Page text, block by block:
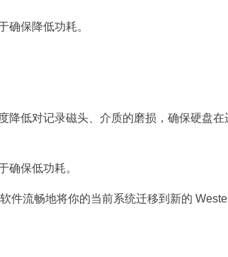
确保降低功耗。
降低对记录磁头、介质的磨损，确保硬盘
确保低功耗。
流畅地将你的当前系统迁移到新的